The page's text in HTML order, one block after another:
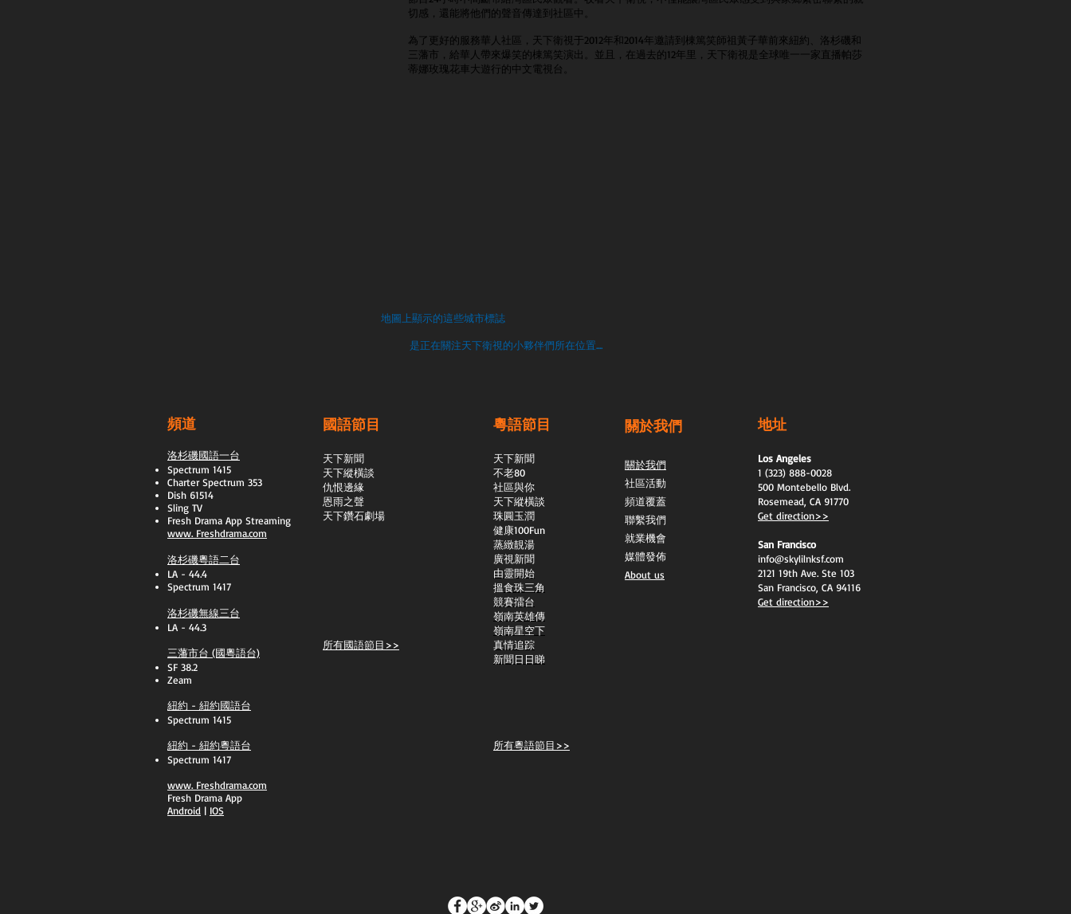
切感，還能將他們的聲音傳達到社區中。
為了更好的服務華人社區，天下衛視于2012年和2014年邀請到棟篤笑師祖黃子華前來紐約、洛杉磯和
三藩市，給華人帶來爆笑的棟篤笑演出。並且，在過去的12年里，天下衛視是全球唯一一家直播帕莎
蒂娜玫瑰花車大遊行的中文電視台。
地圖上顯示的這些城市標誌
是正在關注天下衛視的小夥伴們所在位置....
頻道
洛杉磯國語一台
Spectrum 1415
Charter Spectrum 353
Dish 61514
Sling TV
​Fresh Drama App Streaming
www. Freshdrama.com
洛杉磯粵語二台
LA - 44.4
Spectrum 1417
洛杉磯無線三台
LA - 44.3
三藩市台 (國粵語台)
SF 38.2
Zeam
紐約 - 紐約國語台
Spectrum 1415
紐約 - 紐約粵語台
Spectrum 1417
​www. Freshdrama.com
Fresh Drama App
​Android | IOS
國語節目
天下新聞
天下縱橫談
​仇恨邊緣
恩雨之聲
天下鑽石劇場
所有國語節目>>
粵語節目
天下新聞
不老80
社區與你
天下縱橫談
​珠圓玉潤
​健康100Fun
蒸緻靚湯
​廣視新聞
由靈開始
搵食珠三角
競賽擂台
嶺南英雄傳
嶺南星空下
真情追踪
新聞日日睇
所有粵語節目>>
關於我們
關於我們
社區活動
頻道覆蓋
聯繫我們
就業機會
媒體發佈
About us
地址
Los Angeles
1 (323) 888-0028
500 Montebello Blvd.
Rosemead, CA 91770
Get direction>>
San Francisco
info@skylilnksf.com
2121 19th Ave. Ste 103
San Francisco, CA 94116
Get direction>>